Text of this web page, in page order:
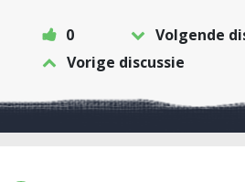
0
Volgende
Vorige discussie